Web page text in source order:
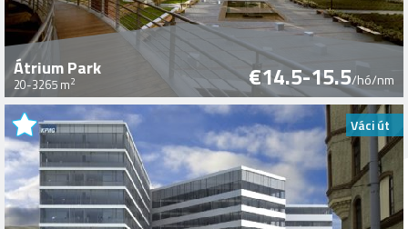
Átrium Park
20-3265 m2 €14.5-15.5/hó/nm
Váci út